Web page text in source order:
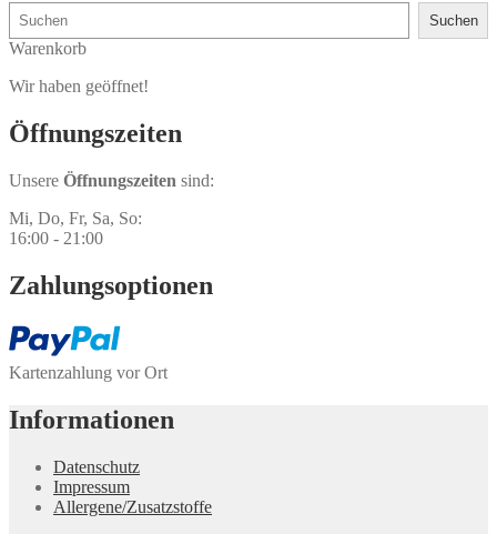
Suchen
Suchen
Warenkorb
Wir haben geöffnet!
Öffnungs­zeiten
Unsere Öffnungszeiten sind:
Mi, Do, Fr, Sa, So:
16:00 - 21:00
Zahlungs­optionen
Kartenzahlung vor Ort
Informationen
Datenschutz
Impressum
Allergene/Zusatzstoffe